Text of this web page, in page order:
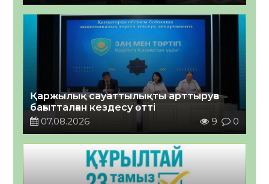
Қаржылық сауаттылықты арттыруға
бағытталған кездесу өтті
07.08.2026
9 0